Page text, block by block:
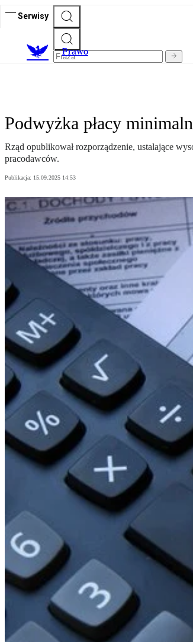
Serwisy
Prawo
Podwyżka płacy
Rząd opublikował rozporządzenie, ustalające
pracodawców.
Publikacja: 15.09.2025 14:53